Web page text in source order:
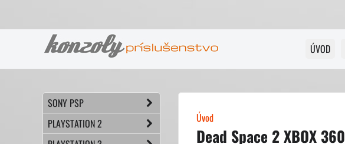
ÚVOD
Úvod
Dead Space 2 XBOX 360
SONY PSP
PLAYSTATION 2